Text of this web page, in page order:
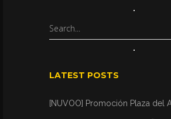
Search
LATEST POSTS
[NUVOO] Promoción Plaza del